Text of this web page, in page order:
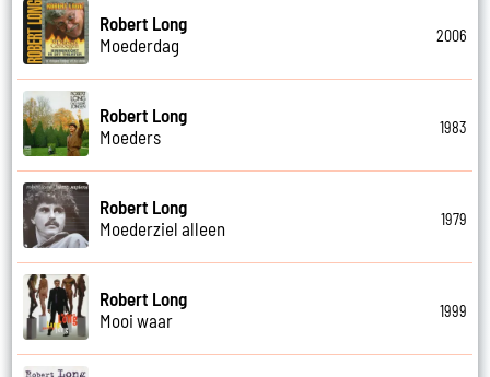
Robert Long
Moederdag
2006
Robert Long
Moeders
1983
Robert Long
Moederziel alleen
1979
Robert Long
Mooi waar
1999